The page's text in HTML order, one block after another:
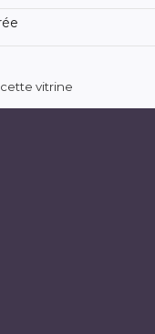
vitrine